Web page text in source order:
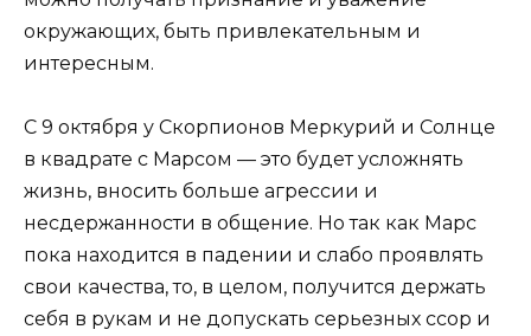
окружающих, быть привлекательным и
интересным.
С 9 октября у Скорпионов Меркурий и Солнце
в квадрате с Марсом — это будет усложнять
жизнь, вносить больше агрессии и
несдержанности в общение. Но так как Марс
пока находится в падении и слабо проявлять
свои качества, то, в целом, получится держать
себя в рукам и не допускать серьезных ссор и